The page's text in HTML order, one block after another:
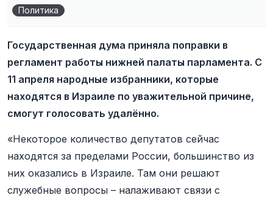
Политика
Государственная дума приняла поправки в
регламент работы нижней палаты парламента. С
11 апреля народные избранники, которые
находятся в Израиле по уважительной причине,
смогут голосовать удалённо.
«Некоторое количество депутатов сейчас
находятся за пределами России, большинство из
них оказались в Израиле. Там они решают
служебные вопросы – налаживают связи с